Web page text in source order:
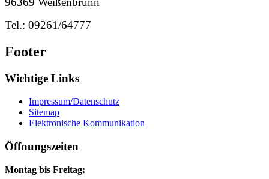
Tel.: 09261/64777
Footer
Wichtige Links
Impressum/Datenschutz
Sitemap
Elektronische Kommunikation
Öffnungszeiten
Montag bis Freitag: